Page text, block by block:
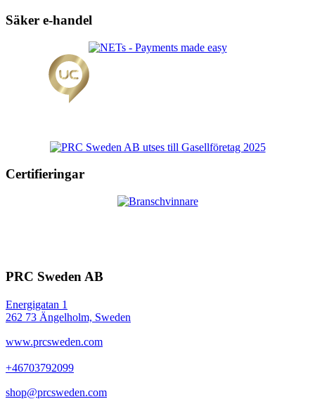
Säker e-handel
Certifieringar
PRC Sweden AB
Energigatan 1
262 73 Ängelholm, Sweden
www.prcsweden.com
+46703792099
shop@prcsweden.com